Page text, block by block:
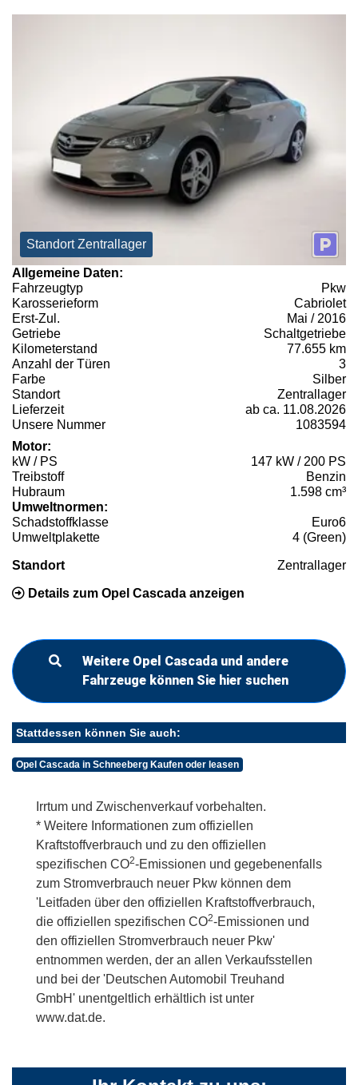
Standort Zentrallager
Allgemeine Daten:
Fahrzeugtyp
Pkw
Karosserieform
Cabriolet
Erst-Zul.
Mai / 2016
Getriebe
Schaltgetriebe
Kilometerstand
77.655 km
Anzahl der Türen
3
Farbe
Silber
Standort
Zentrallager
Lieferzeit
ab ca. 11.08.2026
Unsere Nummer
1083594
Motor:
kW / PS
147 kW / 200 PS
Treibstoff
Benzin
Hubraum
1.598 cm³
Umweltnormen:
Schadstoffklasse
Euro6
Umweltplakette
4 (Green)
Standort Zentrallager
Details zum Opel Cascada anzeigen
Weitere Opel Cascada und andere
Fahrzeuge können Sie hier suchen
Stattdessen können Sie auch:
Opel Cascada in Schneeberg Kaufen oder leasen
Irrtum und Zwischenverkauf vorbehalten.
* Weitere Informationen zum offiziellen
Kraftstoffverbrauch und zu den offiziellen
spezifischen CO2-Emissionen und gegebenenfalls
zum Stromverbrauch neuer Pkw können dem
'Leitfaden über den offiziellen Kraftstoffverbrauch,
die offiziellen spezifischen CO2-Emissionen und
den offiziellen Stromverbrauch neuer Pkw'
entnommen werden, der an allen Verkaufsstellen
und bei der 'Deutschen Automobil Treuhand
GmbH' unentgeltlich erhältlich ist unter
www.dat.de.